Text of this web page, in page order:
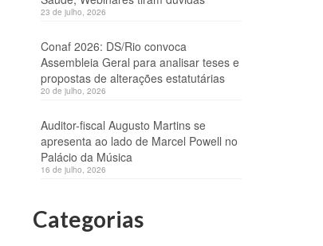
23 de julho, 2026
Conaf 2026: DS/Rio convoca
Assembleia Geral para analisar teses e
propostas de alterações estatutárias
20 de julho, 2026
Auditor-fiscal Augusto Martins se
apresenta ao lado de Marcel Powell no
Palácio da Música
16 de julho, 2026
Categorias